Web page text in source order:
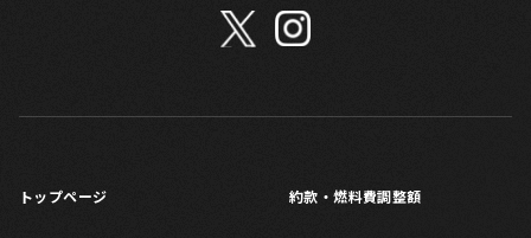
トップページ 約款・燃料費調整額